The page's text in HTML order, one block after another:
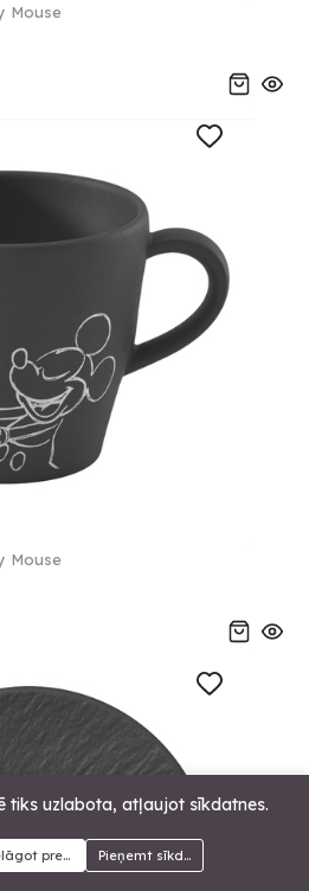
Meklēt Grozs
Mouse
Mouse
tiks uzlabota, atļaujot sīkdatnes.
preferencesPieņemt sīkdatnes